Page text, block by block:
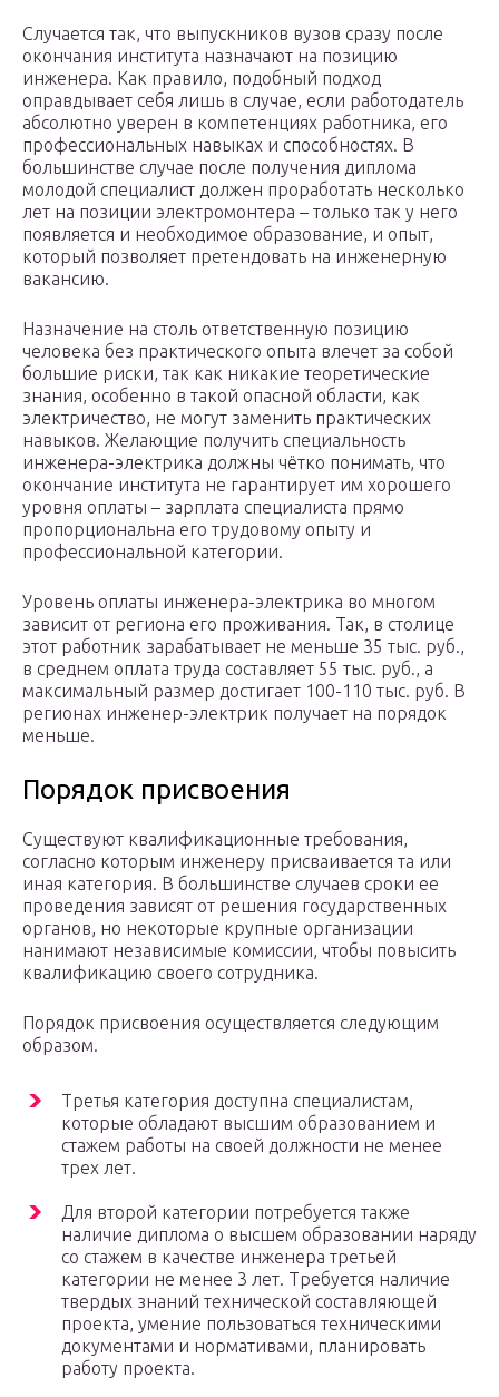
Случается так, что выпускников вузов сразу после
окончания института назначают на позицию
инженера. Как правило, подобный подход
оправдывает себя лишь в случае, если работодатель
абсолютно уверен в компетенциях работника, его
профессиональных навыках и способностях. В
большинстве случае после получения диплома
молодой специалист должен проработать несколько
лет на позиции электромонтера – только так у него
появляется и необходимое образование, и опыт,
который позволяет претендовать на инженерную
вакансию.
Назначение на столь ответственную позицию
человека без практического опыта влечет за собой
большие риски, так как никакие теоретические
знания, особенно в такой опасной области, как
электричество, не могут заменить практических
навыков. Желающие получить специальность
инженера-электрика должны чётко понимать, что
окончание института не гарантирует им хорошего
уровня оплаты – зарплата специалиста прямо
пропорциональна его трудовому опыту и
профессиональной категории.
Уровень оплаты инженера-электрика во многом
зависит от региона его проживания. Так, в столице
этот работник зарабатывает не меньше 35 тыс. руб.,
в среднем оплата труда составляет 55 тыс. руб., а
максимальный размер достигает 100-110 тыс. руб. В
регионах инженер-электрик получает на порядок
меньше.
Порядок присвоения
Существуют квалификационные требования,
согласно которым инженеру присваивается та или
иная категория. В большинстве случаев сроки ее
проведения зависят от решения государственных
органов, но некоторые крупные организации
нанимают независимые комиссии, чтобы повысить
квалификацию своего сотрудника.
Порядок присвоения осуществляется следующим
образом.
Третья категория доступна специалистам,
которые обладают высшим образованием и
стажем работы на своей должности не менее
трех лет.
Для второй категории потребуется также
наличие диплома о высшем образовании наряду
со стажем в качестве инженера третьей
категории не менее 3 лет. Требуется наличие
твердых знаний технической составляющей
проекта, умение пользоваться техническими
документами и нормативами, планировать
работу проекта.